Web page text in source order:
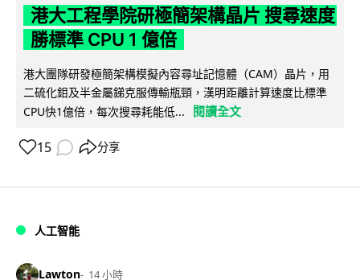
港大工程學院研極簡架構晶片 搜尋速度
勝標準 CPU 1 億倍
港大團隊研發極簡架構模擬內容尋址記憶體（CAM）晶片，用
二硫化鉬及半金屬銻克服傳輸瓶頸，漢明距離計算速度比標準
CPU快1億倍，每次搜尋耗能低...
閱讀全文
15 分享
人工智能
Lawton 14 小時